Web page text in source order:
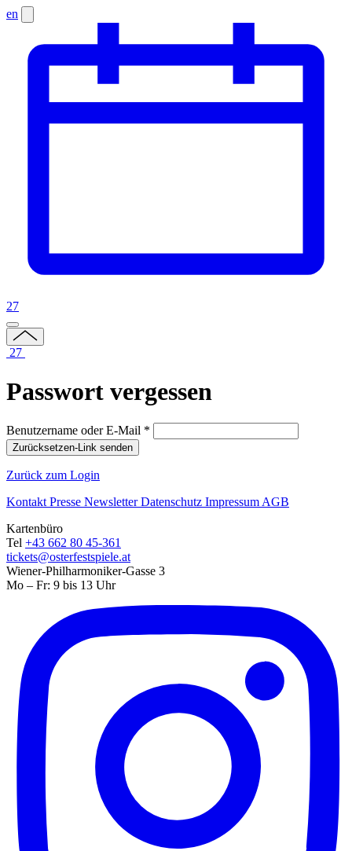
en
27
27
Passwort vergessen
Benutzername oder E-Mail *
Zurücksetzen-Link senden
Zurück zum Login
Kontakt Presse NewsletterDatenschutz Impressum AGB
Kartenbüro
Tel +43 662 80 45-361
tickets@osterfestspiele.at
Wiener-Philharmoniker-Gasse 3
Mo – Fr: 9 bis 13 Uhr